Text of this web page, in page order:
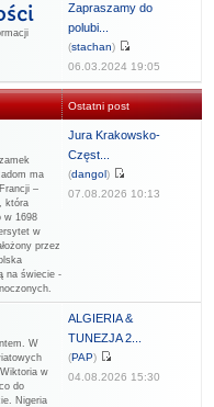
Zapraszamy do
polubi...
(stachan)
06.03.2024 19:05
Ostatni post
ma
–
która
w 1698
w
przez
na świecie -
Jura Krakowsko-
Częst...
(dangol)
07.08.2026 10:13
W
w
do
Nigeria
ALGIERIA &
TUNEZJA 2...
(PAP)
04.08.2026 15:30